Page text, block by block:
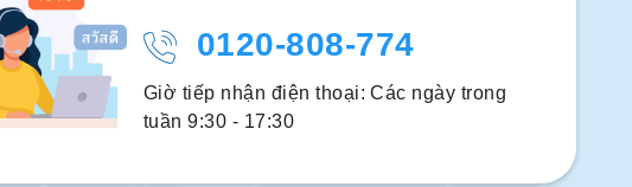
0120-808-774
Giờ tiếp nhận điện thoại: Các ngày trong
tuần 9:30 - 17:30